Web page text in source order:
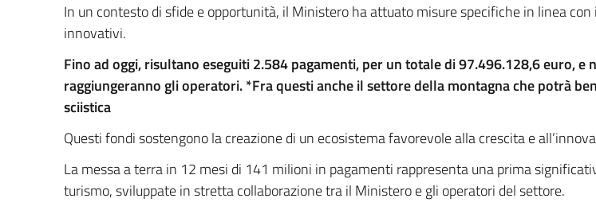
In un contesto di sfide e opportunità, il Ministero ha attuato misure specifiche in linea
innovativi.
Fino ad oggi, risultano eseguiti 2.584 pagamenti, per un totale di 97.496.128,6 euro,
raggiungeranno gli operatori. *Fra questi anche il settore della montagna che potrà
sciistica
Questi fondi sostengono la creazione di un ecosistema favorevole alla crescita e
La messa a terra in 12 mesi di 141 milioni in pagamenti rappresenta una prima
turismo, sviluppate in stretta collaborazione tra il Ministero e gli operatori del settore.